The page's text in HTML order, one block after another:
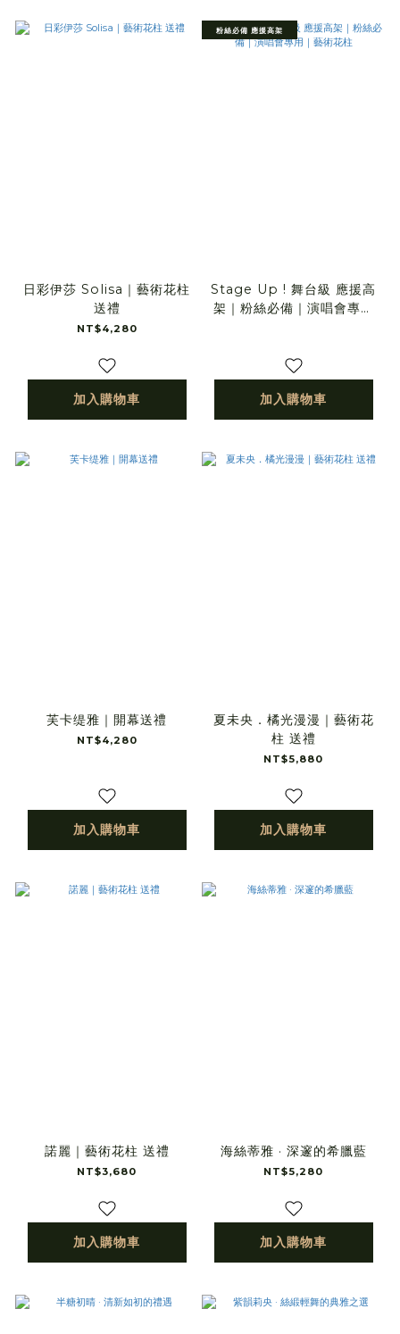
日彩伊莎 Solisa｜藝術花柱
送禮
NT$4,280
加入購物車
粉絲必備 應援高架
Stage Up ! 舞台級 應援高
架｜粉絲必備｜演唱會專用
加入購物車
芙卡缇雅｜開幕送禮
NT$4,280
加入購物車
夏未央．橘光漫漫｜藝術花
柱 送禮
NT$5,880
加入購物車
諾麗｜藝術花柱 送禮
NT$3,680
加入購物車
海絲蒂雅 · 深邃的希臘藍
NT$5,280
加入購物車